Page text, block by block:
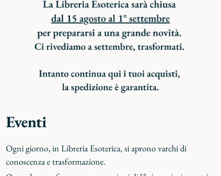
Eventi
Ogni giorno, in Libreria Esoterica, si aprono varchi di
conoscenza e trasformazione.